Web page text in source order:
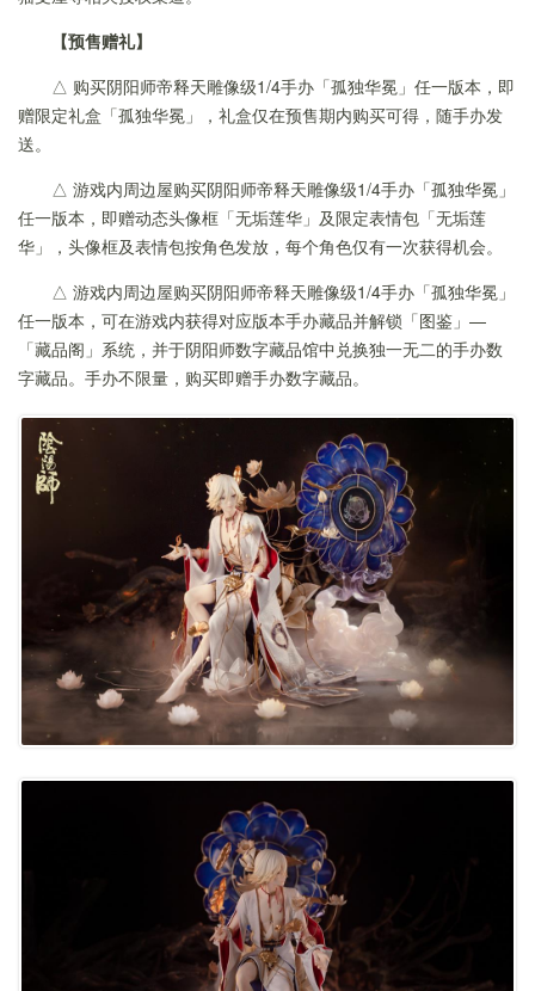
【预售赠礼】
△ 购买阴阳师帝释天雕像级1/4手办「孤独华冕」任一版本，即
赠限定礼盒「孤独华冕」，礼盒仅在预售期内购买可得，随手办发
送。
△ 游戏内周边屋购买阴阳师帝释天雕像级1/4手办「孤独华冕」
任一版本，即赠动态头像框「无垢莲华」及限定表情包「无垢莲
华」，头像框及表情包按角色发放，每个角色仅有一次获得机会。
△ 游戏内周边屋购买阴阳师帝释天雕像级1/4手办「孤独华冕」
任一版本，可在游戏内获得对应版本手办藏品并解锁「图鉴」—
「藏品阁」系统，并于阴阳师数字藏品馆中兑换独一无二的手办数
字藏品。手办不限量，购买即赠手办数字藏品。